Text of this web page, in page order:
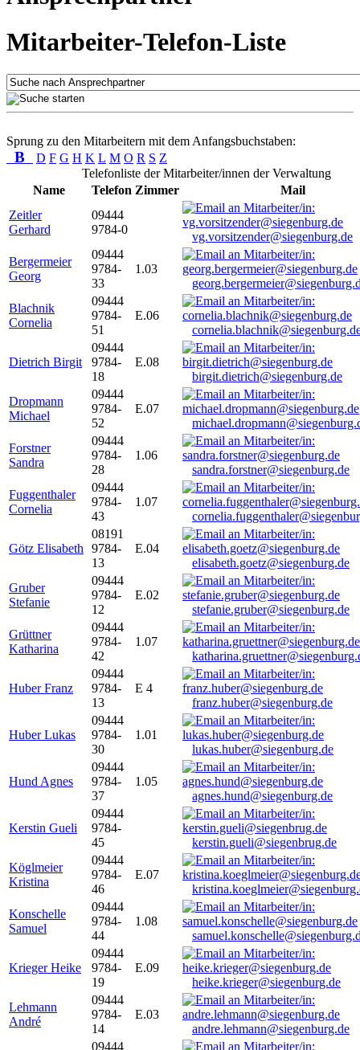
Mitarbeiter-Telefon-Liste
Sprung zu den Mitarbeitern mit dem Anfangsbuchstaben:
B D F G H K L M O R S Z
Telefonliste der Mitarbeiter/innen der Verwaltung
Name
Telefon Zimmer
Mail
Zeitler
Gerhard
09444
9784-0
vg.vorsitzender@siegenburg.de
Bergermeier
Georg
09444
9784-
33
1.03
Blachnik
Cornelia
09444
9784-
51
E.06
Dietrich Birgit
09444
9784-
18
E.08
birgit.dietrich@siegenburg.de
Dropmann
Michael
09444
9784-
52
E.07
Forstner
Sandra
09444
9784-
28
1.06
sandra.forstner@siegenburg.de
Fuggenthaler
Cornelia
09444
9784-
43
1.07
Götz Elisabeth
08191
9784-
13
E.04
elisabeth.goetz@siegenburg.de
Gruber
Stefanie
09444
9784-
12
E.02
stefanie.gruber@siegenburg.de
Grüttner
Katharina
09444
9784-
42
1.07
Huber Franz
09444
9784-
13
E 4
franz.huber@siegenburg.de
Huber Lukas
09444
9784-
30
1.01
lukas.huber@siegenburg.de
Hund Agnes
09444
9784-
37
1.05
agnes.hund@siegenburg.de
Kerstin Gueli
09444
9784-
45
kerstin.gueli@siegenbrug.de
Köglmeier
Kristina
09444
9784-
46
E.07
Konschelle
Samuel
09444
9784-
44
1.08
Krieger Heike
09444
9784-
19
E.09
heike.krieger@siegenburg.de
Lehmann
André
09444
9784-
14
E.03
andre.lehmann@siegenburg.de
09444